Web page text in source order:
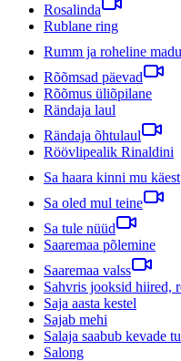
Rosalinda
Rublane ring
Rumm ja roheline madu
Rõõmsad päevad
Rõõmus üliõpilane
Rändaja laul
Rändaja õhtulaul
Röövlipealik Rinaldini
Sa haara kinni mu käest
Sa oled mul teine
Sa tule nüüd
Saaremaa põlemine
Saaremaa valss
Sahvris jooksid hiired,
Saja aasta kestel
Sajab mehi
Salaja saabub kevade
Salong